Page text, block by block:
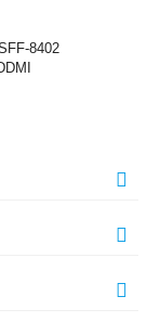
8402